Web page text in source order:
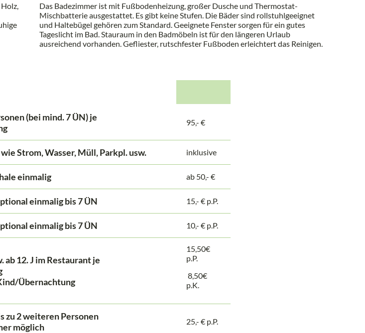
Das Badezimmer ist mit Fußbodenheizung, großer Dusche und Thermostat-
Mischbatterie ausgestattet. Es gibt keine Stufen. Die Bäder sind rollstuhlgeeignet
und Haltebügel gehören zum Standard. Geeignete Fenster sorgen für ein gutes
Tageslicht im Bad. Stauraum in den Badmöbeln ist für den längeren Urlaub
ausreichend vorhanden. Gefliester, rutschfester Fußboden erleichtert das Reinigen.
(bei mind. 7 ÜN) je
95,- €
Strom, Wasser, Müll, Parkpl. usw. inklusive
einmalig ab 50,- €
einmaligbis 7 ÜN 15,- € p.P.
einmalig bis 7 ÜN 10,- € p.P.
ab 12. J im Restaurant je
Übernachtung
15,50€
p.P.
8,50€
p.K.
zu 2 weiteren Personen
möglich
25,- € p.P.